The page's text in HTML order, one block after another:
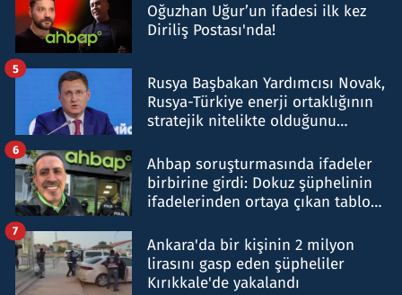
Oğuzhan Uğur’un ifadesi ilk kez
Diriliş Postası'nda!
Rusya Başbakan Yardımcısı Novak,
Rusya-Türkiye enerji ortaklığının
stratejik nitelikte olduğunu
5
Ahbap soruşturmasında ifadeler
birbirine girdi: Dokuz şüphelinin
ifadelerinden ortaya çıkan tablo
6
Ankara'da bir kişinin 2 milyon
lirasını gasp eden şüpheliler
Kırıkkale'de yakalandı
7